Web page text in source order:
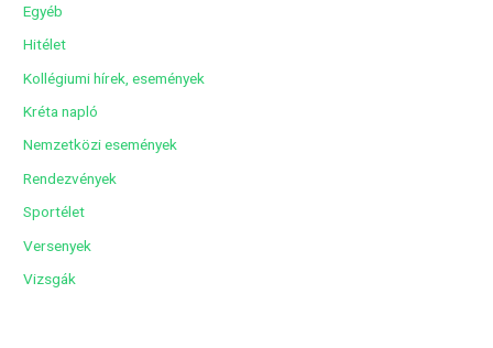
Egyéb
Hitélet
Kollégiumi hírek, események
Kréta napló
Nemzetközi események
Rendezvények
Sportélet
Versenyek
Vizsgák